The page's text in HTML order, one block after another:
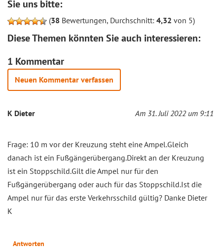
Sie uns bitte:
(38 Bewertungen, Durchschnitt: 4,32 von 5)
Diese Themen könnten Sie auch interessieren:
1 Kommentar
Neuen Kommentar verfassen
K Dieter Am 31. Juli 2022 um 9:11
Frage: 10 m vor der Kreuzung steht eine Ampel.Gleich
danach ist ein Fußgängerübergang.Direkt an der Kreuzung
ist ein Stoppschild.Gilt die Ampel nur für den
Fußgängerübergang oder auch für das Stoppschild.Ist die
Ampel nur für das erste Verkehrsschild gültig? Danke Dieter
K
Antworten